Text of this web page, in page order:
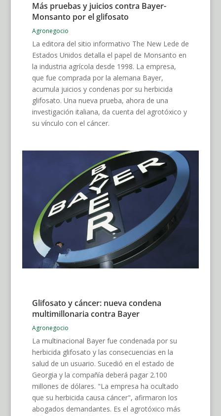
Más pruebas y juicios contra Bayer-
Monsanto por el glifosato
Agronegocio
La editora del sitio informativo The New Lede de
Estados Unidos detalla el papel de Monsanto en
la industria agrícola desde 1998. La empresa,
que fue comprada por la alemana Bayer,
acumula juicios y condenas por su herbicida
glifosato. Una nueva prueba, ahora de una
investigación italiana, da cuenta del agrotóxico y
su vínculo con el cáncer.
Glifosato y cáncer: nueva condena
multimillonaria contra Bayer
Agronegocio
La multinacional Bayer fue condenada por su
herbicida glifosato y las consecuencias en la
salud de un usuario. Sucedió en el estado de
Georgia y la compañía deberá pagar 2.100
millones de dólares. "La empresa ha ocultado
que su herbicida causa cáncer", afirmaron los
abogados demandantes. Es el agrotóxico más